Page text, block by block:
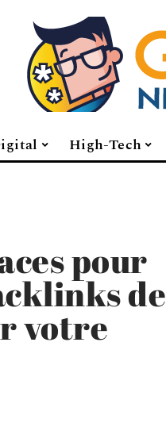
High-Tech
pour
de
votre